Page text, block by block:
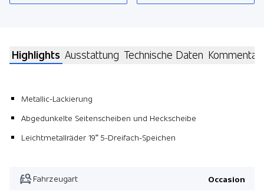
Highlights Ausstattung Technische Daten Kommentar
Metallic-Lackierung
Abgedunkelte Seitenscheiben und Heckscheibe
Leichtmetallräder 19" 5-Dreifach-Speichen
Fahrzeugart Occasion